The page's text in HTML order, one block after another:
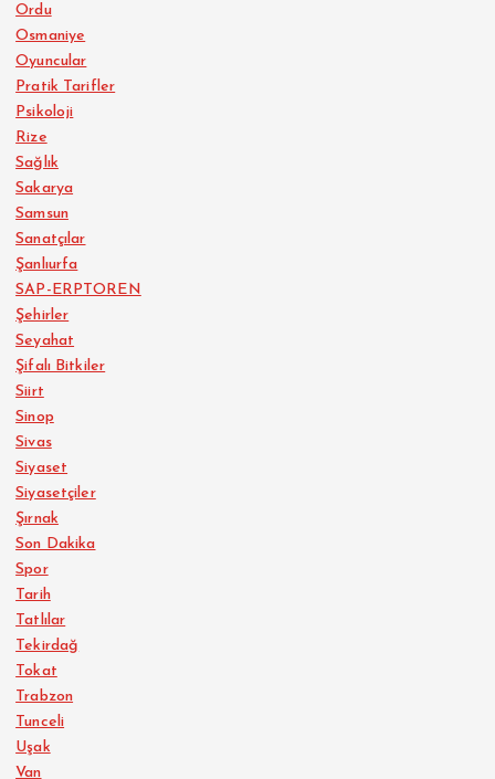
Ordu
Osmaniye
Oyuncular
Pratik Tarifler
Psikoloji
Rize
Sağlık
Sakarya
Samsun
Sanatçılar
Şanlıurfa
SAP-ERPTOREN
Şehirler
Seyahat
Şifalı Bitkiler
Siirt
Sinop
Sivas
Siyaset
Siyasetçiler
Şırnak
Son Dakika
Spor
Tarih
Tatlılar
Tekirdağ
Tokat
Trabzon
Tunceli
Uşak
Van